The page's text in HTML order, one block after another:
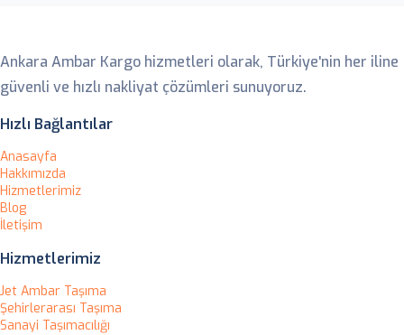
Ankara Ambar Kargo hizmetleri olarak, Türkiye'nin her iline
güvenli ve hızlı nakliyat çözümleri sunuyoruz.
Hızlı Bağlantılar
Anasayfa
Hakkımızda
Hizmetlerimiz
Blog
İletişim
Hizmetlerimiz
Jet Ambar Taşıma
Şehirlerarası Taşıma
Sanayi Taşımacılığı